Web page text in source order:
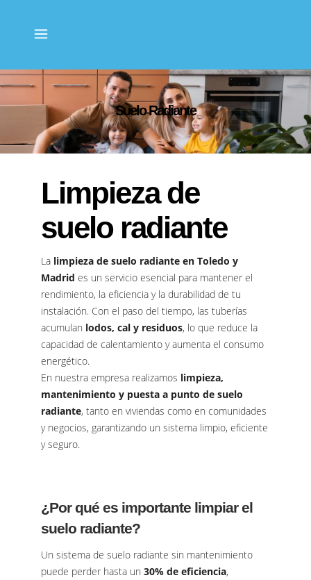
Suelo Radiante
Limpieza de
suelo radiante
La limpieza de suelo radiante en Toledo y
Madrid es un servicio esencial para mantener el
rendimiento, la eficiencia y la durabilidad de tu
instalación. Con el paso del tiempo, las tuberías
acumulan lodos, cal y residuos, lo que reduce la
capacidad de calentamiento y aumenta el consumo
energético.
En nuestra empresa realizamos limpieza,
mantenimiento y puesta a punto de suelo
radiante, tanto en viviendas como en comunidades
y negocios, garantizando un sistema limpio, eficiente
y seguro.
¿Por qué es importante limpiar el
suelo radiante?
Un sistema de suelo radiante sin mantenimiento
puede perder hasta un 30% de eficiencia,